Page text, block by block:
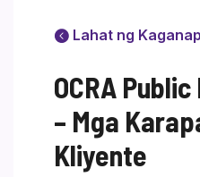
Lahat ng
OCRA
– Mga
Kliyente